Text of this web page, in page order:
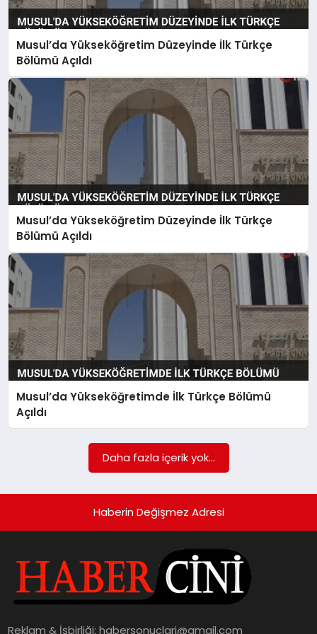
GENEL
EKONOMI
YEREL HABERLER
GÜNDEM
Musul’da Yükseköğretim Düzeyinde İlk Türkçe
Bölümü Açıldı
Musul’da Yükseköğretim Düzeyinde İlk Türkçe
Bölümü Açıldı
Musul’da Yükseköğretimde İlk Türkçe Bölümü
Açıldı
Daha fazla içerik yok...
Haberin Değişmez Adresi
Reklam & İşbirliği:habersonuclari@gmail.com